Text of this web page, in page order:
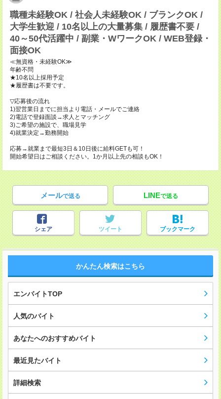
職種未経験OK / 社会人未経験OK / ブランクOK /
大学生歓迎 / 10名以上の大量募集 / 履歴書不要 /
40～50代活躍中 / 副業・WワークOK / WEB登録・
面接OK
≪無資格・未経験OK≫
年齢不問
★10名以上採用予定
★履歴書は不要です。
▽応募後の流れ
1)翌営業日までに担当より電話・メールでご連絡
2)電話で登録面談→求人とマッチング
3)ご希望の施設で、職場見学
4)就業決定→勤務開始
応募→就業まで最短3日＆10日後に給料GETも可！
開始希望日はご相談ください。1か月以上先の相談もOK！
メールで送る LINEで送る
シェア ツイート ブックマーク
かんたん検索はこちら
エンバイトTOP
人気のバイト
あなたへのおすすめバイト
最近見たバイト
詳細検索